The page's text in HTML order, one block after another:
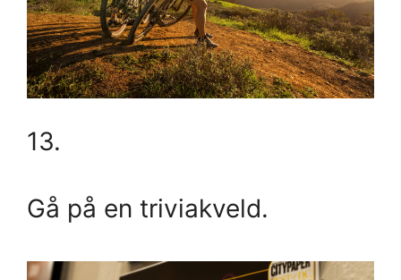
13.
Gå på en triviakveld.